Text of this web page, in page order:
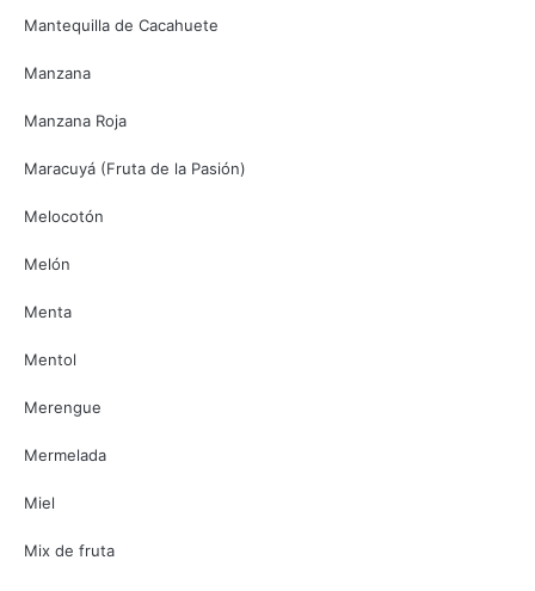
Mantequilla de Cacahuete
Manzana
Manzana Roja
Maracuyá (Fruta de la Pasión)
Melocotón
Melón
Menta
Mentol
Merengue
Mermelada
Miel
Mix de fruta